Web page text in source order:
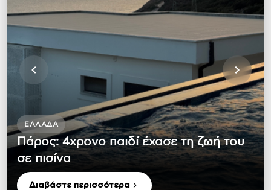
ΕΛΛΆΔΑ
Πάρος: 4χρονο παιδί έχασε τη ζωή του
σε πισίνα
Διαβάστε περισσότερα